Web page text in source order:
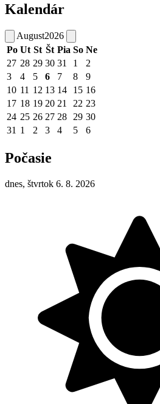
Kalendár
August2026
Po Ut St Št Pia So Ne
27 28 29 30 31 1
2
3
4 5 6 7 8
9
10 11 12 13 14 15 16
17 18 19 20 21 22 23
24 25 26 27 28 29 30
31 1 2 3 4 5 6
Počasie
dnes, štvrtok 6. 8. 2026